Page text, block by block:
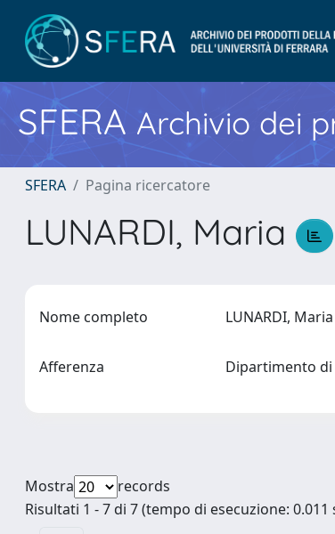
SFERA Archivio dei
SFERA Pagina ricercatore
LUNARDI, Maria
Nome completo LUNARDI, Maria
Afferenza Dipartimento di
Mostra
records
Risultati 1 - 7 di 7 (tempo di esecuzione: 0.011